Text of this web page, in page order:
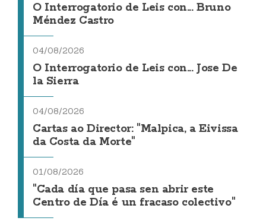
O Interrogatorio de Leis con... Bruno
Méndez Castro
04/08/2026
O Interrogatorio de Leis con... Jose De
la Sierra
04/08/2026
Cartas ao Director: "Malpica, a Eivissa
da Costa da Morte"
01/08/2026
"Cada día que pasa sen abrir este
Centro de Día é un fracaso colectivo"